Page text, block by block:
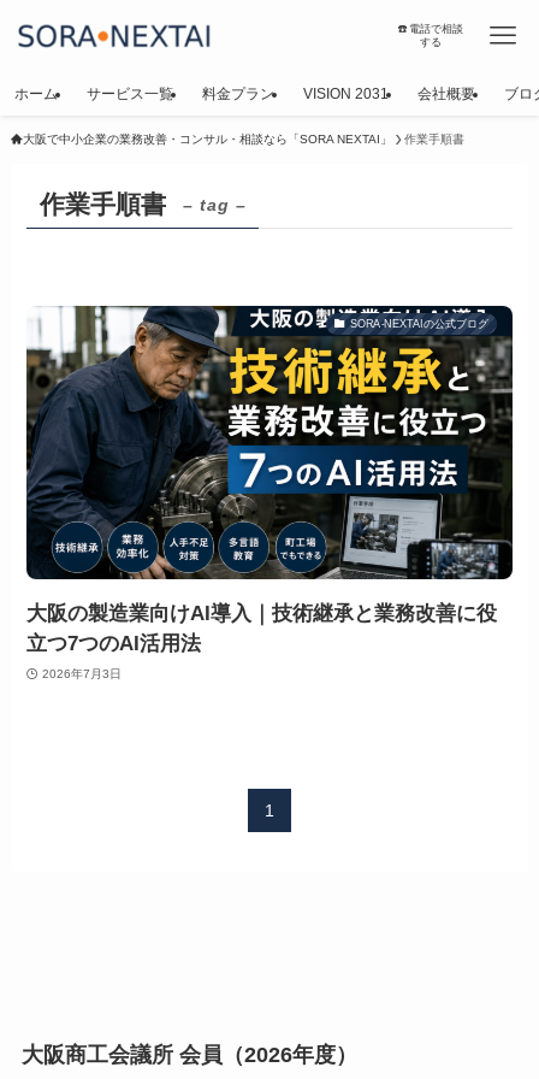
☎️電話で相談
する
ホーム サービス一覧 料金プラン VISION 2031 会社概要 ブロ
大阪で中小企業の業務改善・コンサル・相談なら「SORA NEXTAI」 作業手順書
作業手順書 – tag –
SORA-NEXTAIの公式ブログ
大阪の製造業向けAI導入｜技術継承と業務改善に役
立つ7つのAI活用法
2026年7月3日
1
大阪商工会議所 会員（2026年度）